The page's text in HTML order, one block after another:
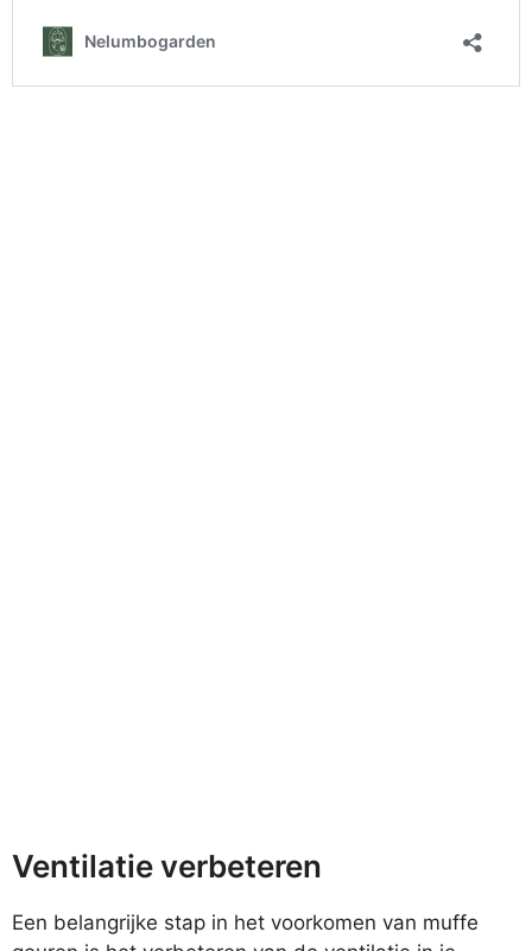
Ventilatie verbeteren
Een belangrijke stap in het voorkomen van muffe